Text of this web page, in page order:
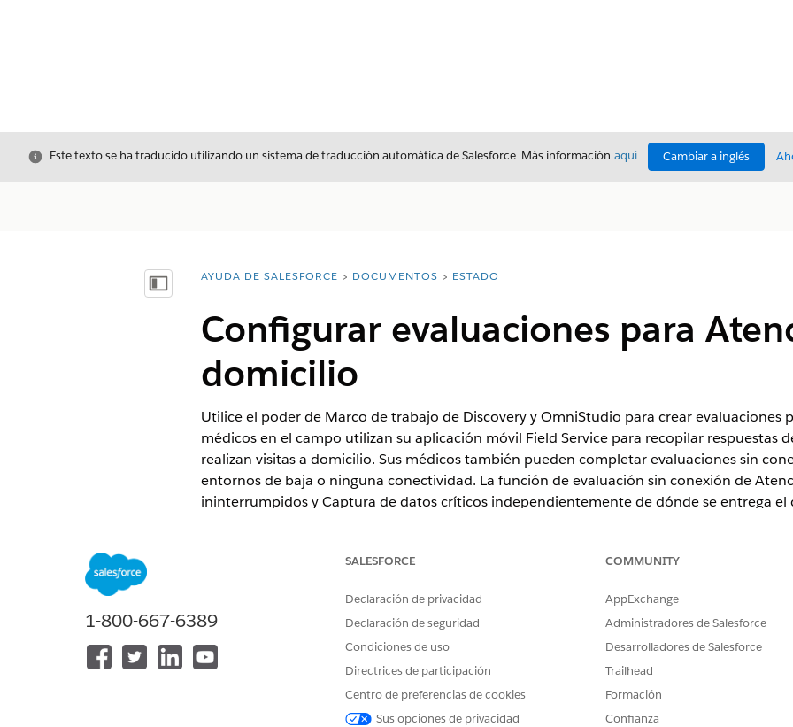
Cerrar
Este texto se ha traducido utilizando un sistema de traducción automática de Salesforce. Más información aquí. Cambiar a inglés
Mostrar índice de materias
Usted está aquí:
AYUDA DE SALESFORCE DOCUMENTOS ESTADO
Configurar evaluaciones para
domicilio
Utilice el poder de Marco de trabajo de Discovery y OmniStudio para crear evaluaciones
médicos en el campo utilizan su aplicación móvil Field Service para recopilar respuestas
realizan visitas a domicilio. Sus médicos también pueden completar evaluaciones sin
entornos de baja o ninguna conectividad. La función de evaluación sin conexión de
ininterrumpidos y Captura de datos críticos independientemente de dónde se entrega el
Prepare su organización para utilizar evaluaciones y configure evaluaciones de cuidados
Marco de descubrimiento base. Para obtener instrucciones detalladas, consulte
marco de descubrimiento,Configurar registro de
caso para evaluación.
Para preparar a los facultativos para utilizar la evaluación, consulteConfiguración general
1-800-667-6389
SALESFORCE
Declaración de privacidad
Declaración de seguridad
Condiciones de uso
Directrices de participación
Centro de preferencias de cookies
Sus opciones de privacidad
COMMUNITY
AppExchange
Administradores de Salesforce
Desarrolladores de Salesforce
Trailhead
Formación
Confianza